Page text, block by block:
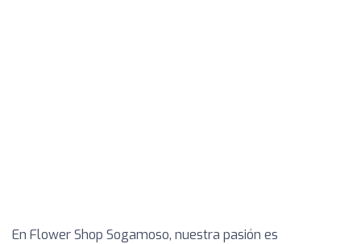
En Flower Shop Sogamoso, nuestra pasión es